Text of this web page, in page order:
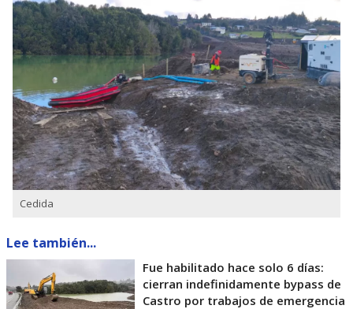
Cedida
Lee también...
Fue habilitado hace solo 6 días:
cierran indefinidamente bypass de
Castro por trabajos de emergencia